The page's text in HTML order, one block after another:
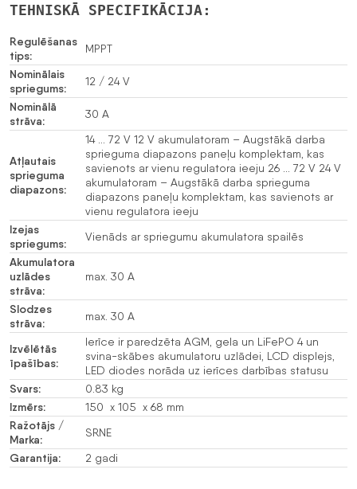
TEHNISKĀ SPECIFIKĀCIJA:
Regulēšanas
tips:
MPPT
Nominālais
spriegums:
12 / 24 V
Nominālā
strāva:
30 A
Atļautais
sprieguma
diapazons:
14 … 72 V 12 V akumulatoram – Augstākā darba
sprieguma diapazons paneļu komplektam, kas
savienots ar vienu regulatora ieeju 26 … 72 V 24 V
akumulatoram – Augstākā darba sprieguma
diapazons paneļu komplektam, kas savienots ar
vienu regulatora ieeju
Izejas
spriegums:
Vienāds ar spriegumu akumulatora spailēs
Akumulatora
uzlādes
strāva:
max. 30 A
Slodzes
strāva:
max. 30 A
Izvēlētās
īpašības:
Ierīce ir paredzēta AGM, gela un LiFePO 4 un
svina-skābes akumulatoru uzlādei, LCD displejs,
LED diodes norāda uz ierīces darbības statusu
Svars: 0.83 kg
Izmērs: 150 x 105 x 68 mm
Ražotājs /
Marka:
SRNE
Garantija: 2 gadi